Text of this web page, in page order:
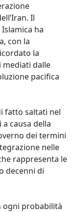
Il
ha
con la
la
mediati dalle
pacifica
fatto saltati nel
causa della
dei termini
nelle
rappresenta le
decenni di
ogni probabilità